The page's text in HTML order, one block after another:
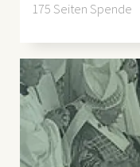
175 Seiten Spende